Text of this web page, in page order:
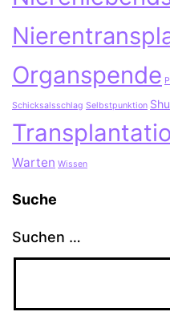
Organspende
Schicksalsschlag Selbstpunktion
Warten Wissen
Suche
Suchen …